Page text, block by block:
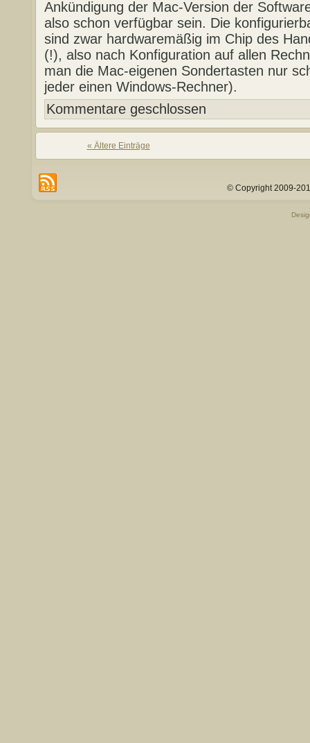
Ankündigung der Mac-Version der
also schon verfügbar sein. Die
sind zwar hardwaremäßig im Chip des
(!), also nach Konfiguration auf allen
man die Mac-eigenen Sondertasten nur
jeder einen Windows-Rechner).
Kommentare geschlossen
« Ältere Einträge
© Copyright 2009-